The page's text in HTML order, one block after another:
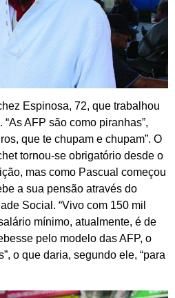
Espinosa, 72, que trabalhou
AFP são como piranhas”,
que te chupam e chupam”. O
tornou-se obrigatório desde o
mas como Pascual começou
a sua pensão através do
Social. “Vivo com 150 mil
mínimo, atualmente, é de
pelo modelo das AFP, o
o que daria, segundo ele, “para